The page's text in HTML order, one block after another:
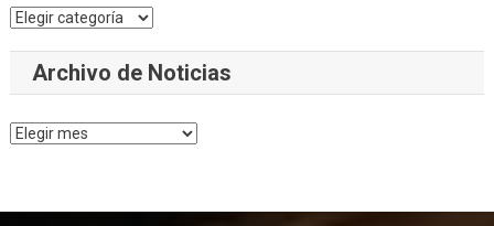
Categorías
Archivo de Noticias
Archivo